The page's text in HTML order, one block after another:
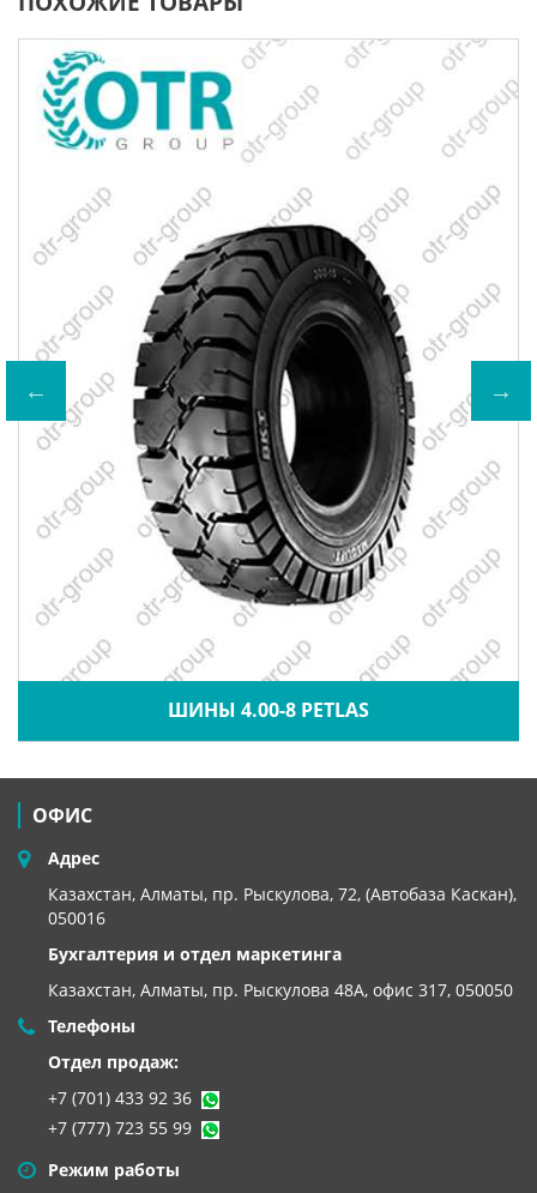
ШИНЫ 4.00-8 PETLAS
ОФИС
Адрес
Казахстан, Алматы, пр. Рыскулова, 72, (Автобаза Каскан),
050016
Бухгалтерия и отдел маркетинга
Казахстан, Алматы, пр. Рыскулова 48А, офис 317, 050050
Телефоны
Отдел продаж:
+7 (701) 433 92 36
+7 (777) 723 55 99
Режим работы